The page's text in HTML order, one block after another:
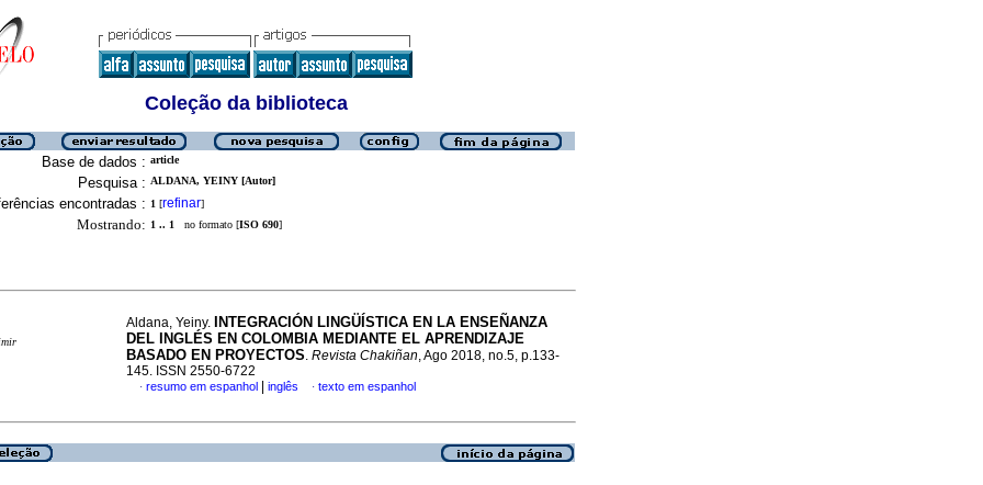
Coleção da biblioteca
Base de dados : article
Pesquisa : ALDANA, YEINY [Autor]
encontradas : 1 [refinar]
Mostrando: 1 .. 1 no formato [ISO 690]
Aldana, Yeiny.
INTEGRACIÓN LINGÜÍSTICA EN LA ENSEÑANZA
DEL INGLÉS EN COLOMBIA MEDIANTE EL APRENDIZAJE
BASADO EN PROYECTOS. Revista Chakiñan, Ago 2018, no.5, p.133-
145. ISSN 2550-6722
· resumo em espanhol inglês · texto em espanhol